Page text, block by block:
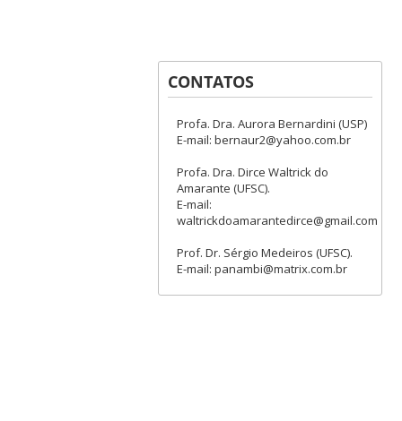
CONTATOS
Profa. Dra. Aurora Bernardini (USP)
E-mail: bernaur2@yahoo.com.br
Profa. Dra. Dirce Waltrick do
Amarante (UFSC).
E-mail:
waltrickdoamarantedirce@gmail.com
Prof. Dr. Sérgio Medeiros (UFSC).
E-mail: panambi@matrix.com.br